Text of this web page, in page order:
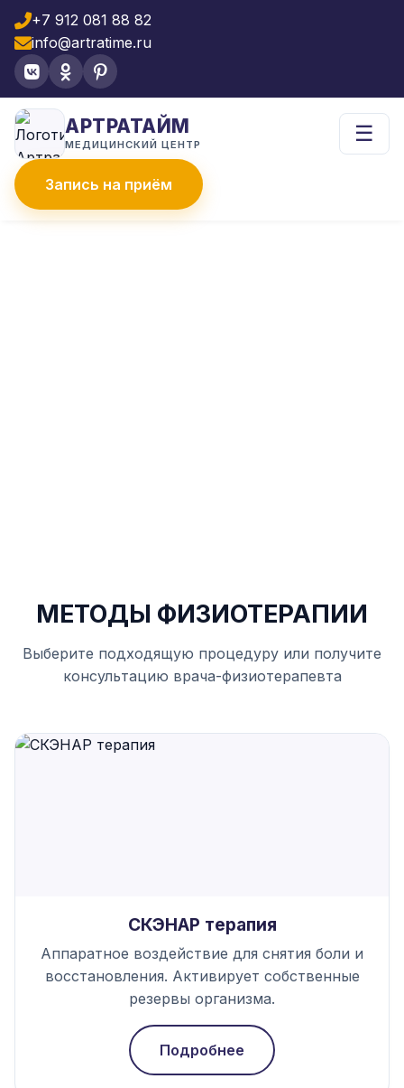
+7 912 081 88 82
info@artratime.ru
АРТРАТАЙМ
МЕДИЦИНСКИЙ ЦЕНТР
Запись на приём
☰
МЕТОДЫ ФИЗИОТЕРАПИИ
Выберите подходящую процедуру или получите
консультацию врача-физиотерапевта
СКЭНАР терапия
Аппаратное воздействие для снятия боли и
восстановления. Активирует собственные
резервы организма.
Подробнее